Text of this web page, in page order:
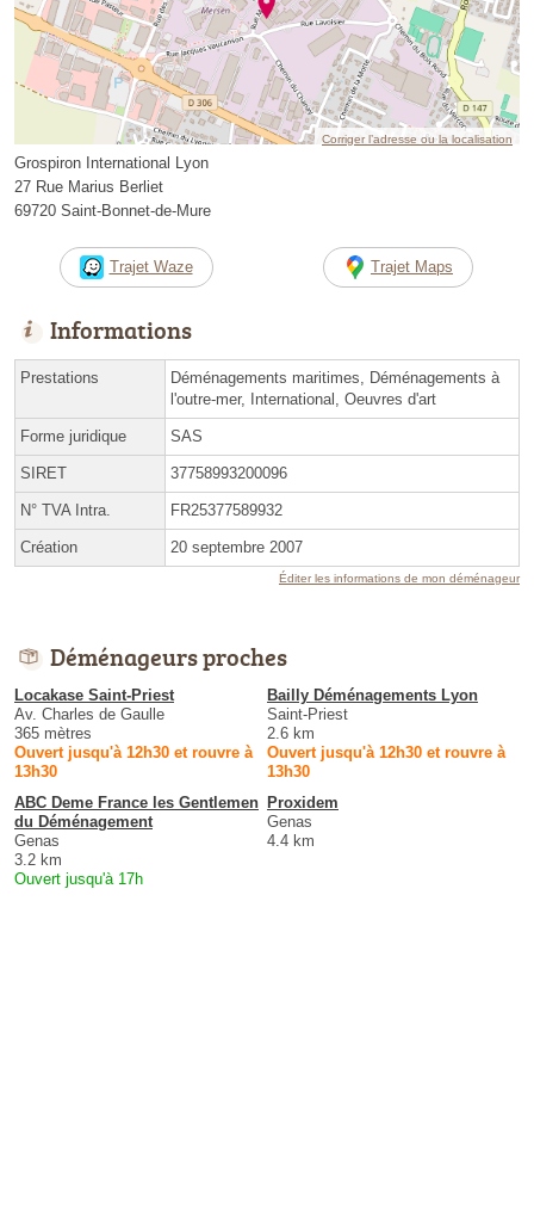
Corriger l’adresse ou la localisation
Grospiron International Lyon
27 Rue Marius Berliet
69720 Saint-Bonnet-de-Mure
Trajet Waze Trajet Maps
Informations
Prestations
Déménagements maritimes, Déménagements à
l'outre-mer, International, Oeuvres d'art
Forme juridique SAS
SIRET 37758993200096
N° TVA Intra. FR25377589932
Création 20 septembre 2007
Éditer les informations de mon déménageur
Déménageurs proches
Locakase Saint-Priest
Av. Charles de Gaulle
365 mètres
Ouvert jusqu'à 12h30 et rouvre à
13h30
Bailly Déménagements Lyon
Saint-Priest
2.6 km
Ouvert jusqu'à 12h30 et rouvre à
13h30
ABC Deme France les Gentlemen
du Déménagement
Genas
3.2 km
Ouvert jusqu'à 17h
Proxidem
Genas
4.4 km